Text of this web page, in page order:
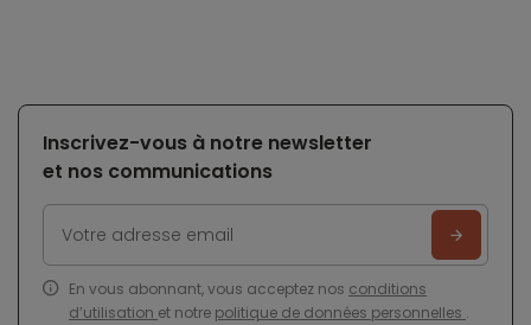
Inscrivez-vous à notre newsletter
et nos communications
En vous abonnant, vous acceptez nos conditions
d’utilisation et notre politique de données personnelles .